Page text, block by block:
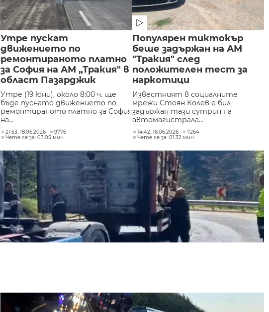
Утре пускат
движението по
ремонтираното платно
за София на АМ „Тракия" в
област Пазарджик
Утре (19 юни), около 8:00 ч. ще
бъде пуснато движението по
ремонтираното платно за София
на...
21:53, 18.06.2026
9776
Чете се за: 03:05 мин.
Популярен тиктокър
беше задържан на АМ
"Тракия" след
положителен тест за
наркотици
Известният в социалните
мрежи Стоян Колев е бил
задържан тази сутрин на
автомагистрала...
14:42, 16.06.2026
7264
Чете се за: 01:32 мин.